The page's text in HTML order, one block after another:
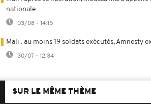
nationale
03/08 - 14:15
Mali : au moins 19 soldats exécutés, Amnesty
30/07 - 12:34
SUR LE MÊME THÈME